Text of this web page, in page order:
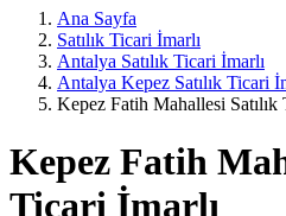
Ana Sayfa
Satılık Ticari İmarlı
Antalya Satılık Ticari İmarlı
Antalya Kepez Satılık Ticari
Kepez Fatih Mahallesi Satılık
Kepez Fatih
Ticari İmarlı